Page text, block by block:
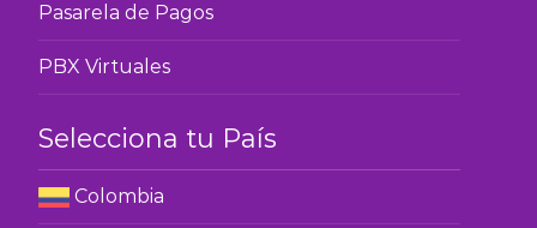
Pasarela de Pagos
PBX Virtuales
Selecciona tu País
Colombia